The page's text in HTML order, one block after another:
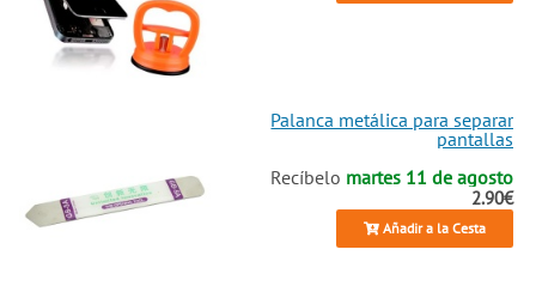
Palanca metálica para separar
pantallas
Recíbelo martes 11 de agosto
2.90€
Añadir a la Cesta